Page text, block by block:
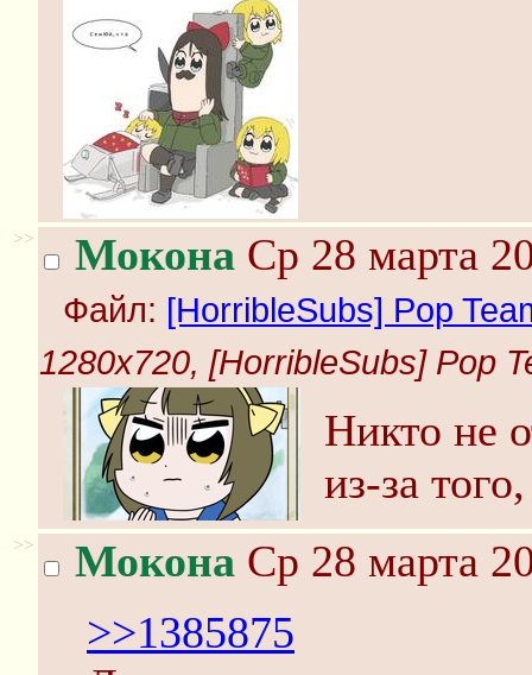
>> Мокона Ср 28 марта
Файл: [HorribleSubs] Pop
1280x720, [HorribleSubs] Pop
Никто не
из-за
>> Мокона Ср 28 марта
>>1385875